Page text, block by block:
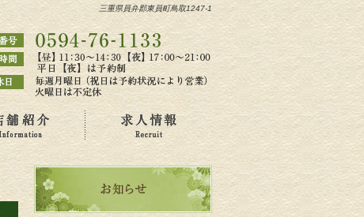
三重県員弁郡東員町鳥取1247-1